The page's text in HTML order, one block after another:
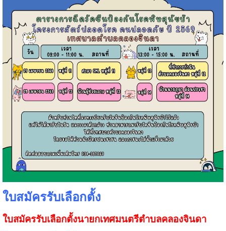
ใบสมัครรับเลือกตั้ง
ใบสมัครรับเลือกตั้งนายกเทศมนตรีตำบลคลองจินดา